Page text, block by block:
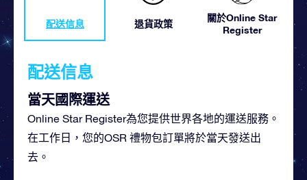
配送信息 退貨政策
關於Online Star
Register
配送信息
當天國際運送
Online Star Register為您提供世界各地的運送服務。
在工作日，您的OSR 禮物包訂單將於當天發送出
去。